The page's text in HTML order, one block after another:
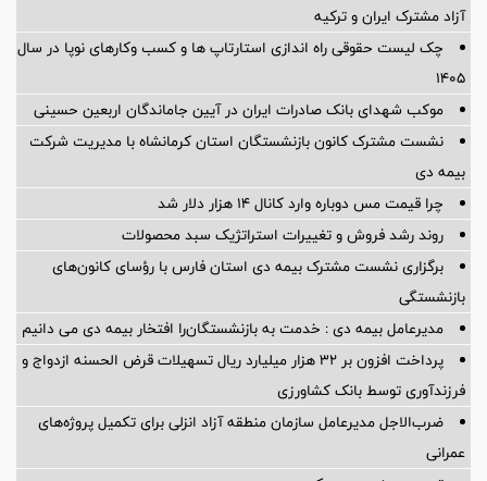
آزاد مشترک ایران و ترکیه
چک لیست حقوقی راه اندازی استارتاپ ها و کسب وکارهای نوپا در سال
۱۴۰۵
موکب شهدای بانک صادرات ایران در آیین جاماندگان اربعین حسینی
نشست مشترک کانون بازنشستگان استان کرمانشاه با مدیریت شرکت
بیمه دی
چرا قیمت مس دوباره وارد کانال ۱۴ هزار دلار شد
روند رشد فروش و تغییرات استراتژیک سبد محصولات
برگزاری نشست مشترک بیمه دی استان فارس با رؤسای کانون‌های
بازنشستگی
مدیرعامل بیمه دی : خدمت به بازنشستگان‌را افتخار بیمه دی می دانیم
پرداخت افزون بر 32 هزار میلیارد ریال تسهیلات قرض الحسنه ازدواج و
فرزندآوری توسط بانک کشاورزی
ضرب‌الاجل مدیرعامل سازمان منطقه آزاد انزلی برای تكمیل پروژه‌های
عمرانی